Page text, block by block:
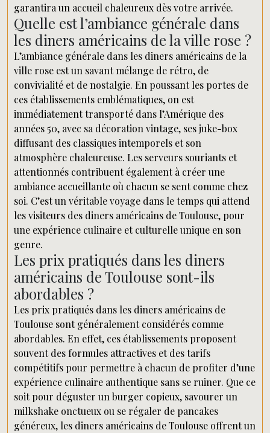
garantira un accueil chaleureux dès votre arrivée.
Quelle est l’ambiance générale dans
les diners américains de la ville rose ?
L’ambiance générale dans les diners américains de la
ville rose est un savant mélange de rétro, de
convivialité et de nostalgie. En poussant les portes de
ces établissements emblématiques, on est
immédiatement transporté dans l’Amérique des
années 50, avec sa décoration vintage, ses juke-box
diffusant des classiques intemporels et son
atmosphère chaleureuse. Les serveurs souriants et
attentionnés contribuent également à créer une
ambiance accueillante où chacun se sent comme chez
soi. C’est un véritable voyage dans le temps qui attend
les visiteurs des diners américains de Toulouse, pour
une expérience culinaire et culturelle unique en son
genre.
Les prix pratiqués dans les diners
américains de Toulouse sont-ils
abordables ?
Les prix pratiqués dans les diners américains de
Toulouse sont généralement considérés comme
abordables. En effet, ces établissements proposent
souvent des formules attractives et des tarifs
compétitifs pour permettre à chacun de profiter d’une
expérience culinaire authentique sans se ruiner. Que ce
soit pour déguster un burger copieux, savourer un
milkshake onctueux ou se régaler de pancakes
généreux, les diners américains de Toulouse offrent un